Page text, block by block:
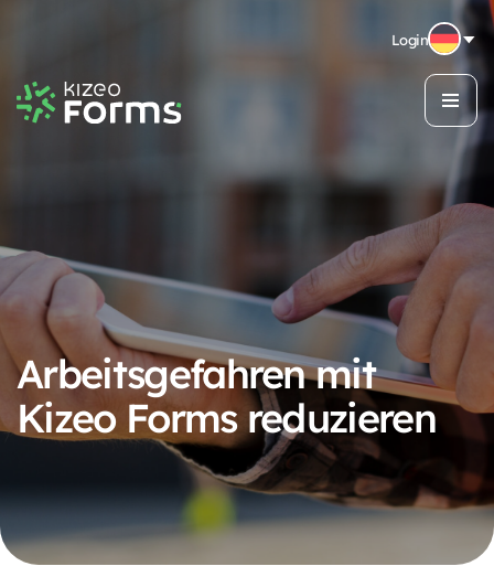
Login
Arbeitsgefahren mit
Kizeo Forms reduzieren